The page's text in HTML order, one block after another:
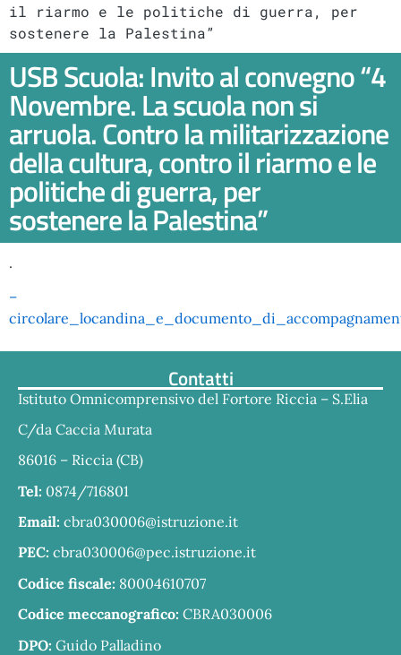
il riarmo e le politiche di guerra, per
sostenere la Palestina”
USB Scuola: Invito al convegno “4
Novembre. La scuola non si
arruola. Contro la militarizzazione
della cultura, contro il riarmo e le
politiche di guerra, per
sostenere la Palestina”
.
–
Contatti
Istituto Omnicomprensivo del Fortore Riccia – S.Elia
C/da Caccia Murata
86016 – Riccia (CB)
Tel: 0874/716801
Email: cbra030006@istruzione.it
PEC: cbra030006@pec.istruzione.it
Codice fiscale: 80004610707
Codice meccanografico: CBRA030006
DPO: Guido Palladino